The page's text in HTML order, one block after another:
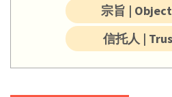
宗旨 |
信托人 |